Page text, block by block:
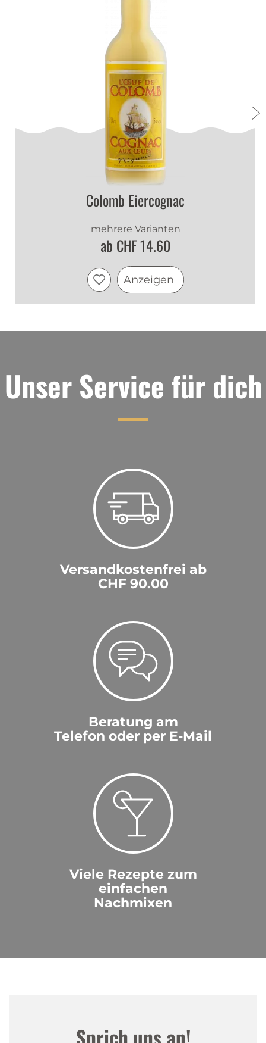
Colomb Eiercognac
mehrere Varianten
ab CHF 14.60
Anzeigen
Unser Service für dich
Versandkostenfrei ab
CHF 90.00
Beratung am
Telefon oder per E-Mail
Viele Rezepte zum
einfachen
Nachmixen